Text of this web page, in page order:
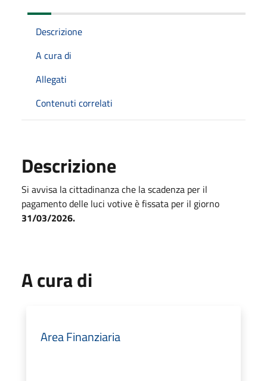
Descrizione
A cura di
Allegati
Contenuti correlati
Descrizione
Si avvisa la cittadinanza che la scadenza per il
pagamento delle luci votive è fissata per il giorno
31/03/2026.
A cura di
Area Finanziaria